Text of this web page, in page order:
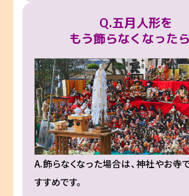
Q.五月人形を
もう飾らなくなった
A.飾らなくなった場合は、神社やお寺
すすめです。